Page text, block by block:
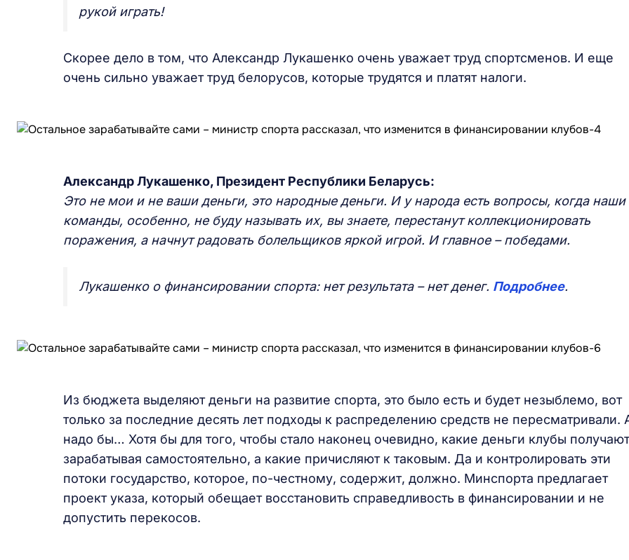
рукой играть!
Скорее дело в том, что Александр Лукашенко очень уважает труд спортсменов. И еще
очень сильно уважает труд белорусов, которые трудятся и платят налоги.
Александр Лукашенко, Президент Республики Беларусь:
Это не мои и не ваши деньги, это народные деньги. И у народа есть вопросы, когда наши
команды, особенно, не буду называть их, вы знаете, перестанут коллекционировать
поражения, а начнут радовать болельщиков яркой игрой. И главное – победами.
Лукашенко о финансировании спорта: нет результата – нет денег. Подробнее.
Из бюджета выделяют деньги на развитие спорта, это было есть и будет незыблемо, вот
только за последние десять лет подходы к распределению средств не пересматривали.
надо бы… Хотя бы для того, чтобы стало наконец очевидно, какие деньги клубы
зарабатывая самостоятельно, а какие причисляют к таковым. Да и контролировать эти
потоки государство, которое, по-честному, содержит, должно. Минспорта предлагает
проект указа, который обещает восстановить справедливость в финансировании и не
допустить перекосов.